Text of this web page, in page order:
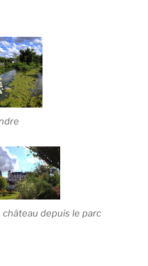
château depuis le parc